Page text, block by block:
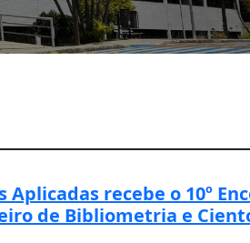
Aplicadas recebe o 10º
de Bibliometria e